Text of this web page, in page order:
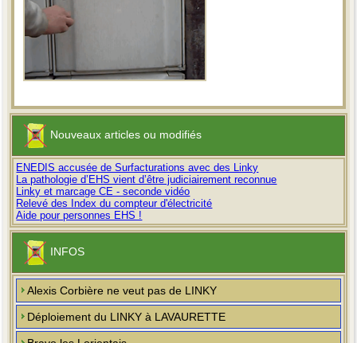
Nouveaux articles ou modifiés
ENEDIS accusée de Surfacturations avec des Linky
La pathologie d’EHS vient d’être judiciairement reconnue
Linky et marcage CE - seconde vidéo
Relevé des Index du compteur d'électricité
Aide pour personnes EHS !
INFOS
Alexis Corbière ne veut pas de LINKY
Déploiement du LINKY à LAVAURETTE